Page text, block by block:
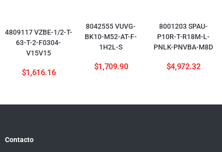
4809117 VZBE-1/2-T-
63-T-2-F0304-
V15V15
$1,616.16
8042555 VUVG-
BK10-M52-AT-F-
1H2L-S
$1,709.90
8001203 SPAU-
P10R-T-R18M-L-
PNLK-PNVBA-M8D
$4,972.32
Contacto